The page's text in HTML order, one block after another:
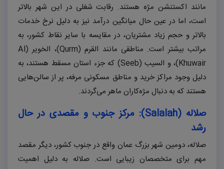
مانند اکستنشن مژه هستند. رقابت شغلی در این شهر بالاتر
است، اما در عین حال میانگین درآمد نیز به دلیل نرخ خدمات
بالاتر و حجم زیاد مشتریان، در مقایسه با سایر نقاط کشور، به
مراتب بیشتر است. مناطقی مانند القرم (Qurm)، الخویر (Al
Khuwair)، و السیب (Seeb) که جزء استان مسقط هستند، به
دلیل وجود مراکز خرید و مناطق مسکونی مرفه، پر از سالن‌هایی
هستند که به دنبال مژه‌کاران ماهر می‌گردند.
صلاله (Salalah): مرکز جنوب و مقصدی در حال
رشد
صلاله، دومین شهر بزرگ عمان واقع در جنوب کشور، دیگر مقصد
مهم برای متخصصان زیبایی است. صلاله به دلیل اهمیت